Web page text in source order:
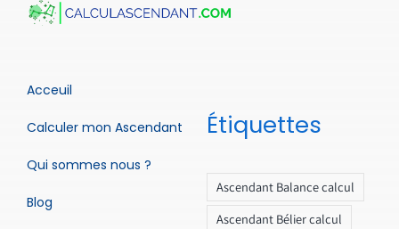
Acceuil
Calculer mon Ascendant
Qui sommes nous ?
Blog
Étiquettes
Ascendant Balance calcul
Ascendant Bélier calcul